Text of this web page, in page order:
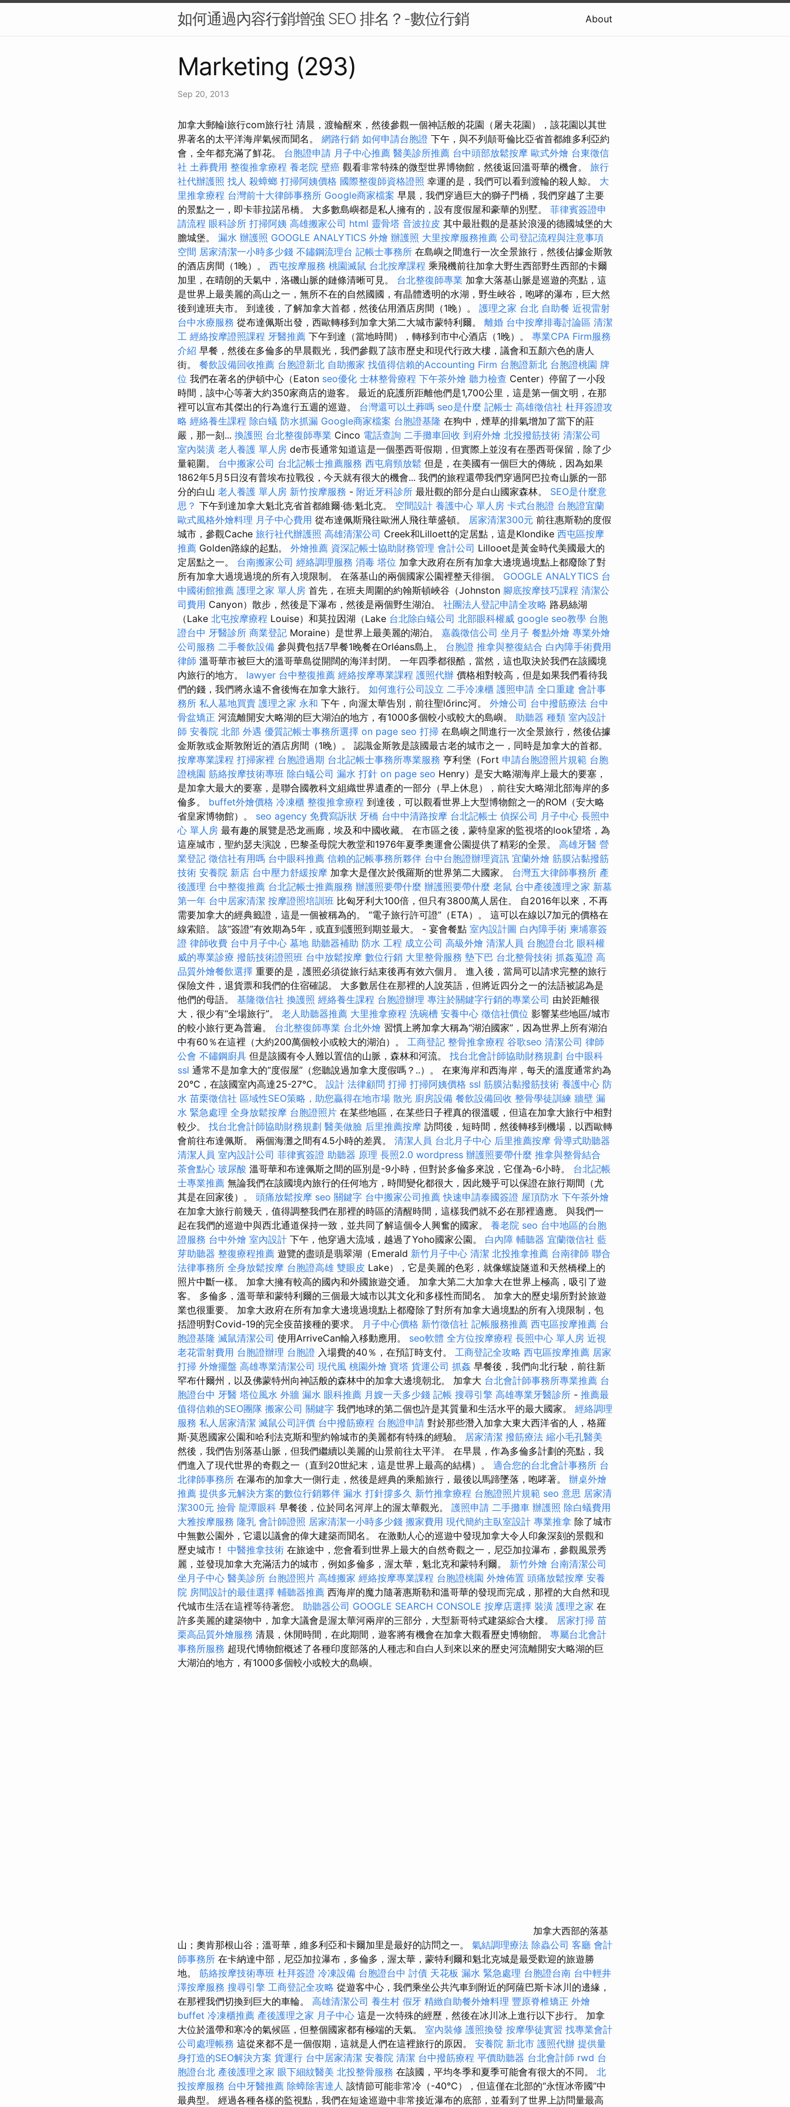
如何通過內容行銷增強 SEO 排名？-數位行銷 About
Marketing (293)
Sep 20, 2013
加拿大郵輪i旅行com旅行社 清晨，渡輪醒來，然後參觀一個神話般的花園（屠夫花園），該花園以其世
界著名的太平洋海岸氣候而聞名。 網路行銷 如何申請台胞證 下午，與不列顛哥倫比亞省首都維多利亞約
會，全年都充滿了鮮花。 台胞證申請 月子中心推薦 醫美診所推薦 台中頭部放鬆按摩 歐式外燴 台東徵信
社 土葬費用 整復推拿療程 養老院 壁癌 觀看非常特殊的微型世界博物館，然後返回溫哥華的機會。 旅行
社代辦護照 找人 殺蟑螂 打掃阿姨價格 國際整復師資格證照 幸運的是，我們可以看到渡輪的殺人鯨。 大
里推拿療程 台灣前十大律師事務所 Google商家檔案 早晨，我們穿過巨大的獅子門橋，我們穿越了主要
的景點之一，即卡菲拉諾吊橋。 大多數島嶼都是私人擁有的，設有度假屋和豪華的別墅。 菲律賓簽證申
請流程 眼科診所 打掃阿姨 高雄搬家公司 html 靈骨塔 音波拉皮 其中最壯觀的是基於浪漫的德國城堡的大
膽城堡。 漏水 辦護照 GOOGLE ANALYTICS 外燴 辦護照 大里按摩服務推薦 公司登記流程與注意事項
空間 居家清潔一小時多少錢 不鏽鋼流理台 記帳士事務所 在島嶼之間進行一次全景旅行，然後佔據金斯敦
的酒店房間（1晚）。 西屯按摩服務 桃園滅鼠 台北按摩課程 乘飛機前往加拿大野生西部野生西部的卡爾
加里，在晴朗的天氣中，洛磯山脈的鏈條清晰可見。 台北整復師專業 加拿大落基山脈是巡遊的亮點，這
是世界上最美麗的高山之一，無所不在的自然國國，有晶體透明的水湖，野生峽谷，咆哮的瀑布，巨大然
後到達班夫市。 到達後，了解加拿大首都，然後佔用酒店房間（1晚）。 護理之家 台北 自助餐 近視雷射
台中水療服務 從布達佩斯出發，西歐轉移到加拿大第二大城市蒙特利爾。 離婚 台中按摩排毒討論區 清潔
工 經絡按摩證照課程 牙醫推薦 下午到達（當地時間），轉移到市中心酒店（1晚）。 專業CPA Firm服務
介紹 早餐，然後在多倫多的早晨觀光，我們參觀了該市歷史和現代行政大樓，議會和五顏六色的唐人
街。 餐飲設備回收推薦 台胞證新北 自助搬家 找值得信賴的Accounting Firm 台胞證新北 台胞證桃園 牌
位 我們在著名的伊頓中心（Eaton seo優化 士林整骨療程 下午茶外燴 聽力檢查 Center）停留了一小段
時間，該中心等著大約350家商店的遊客。 最近的庇護所距離他們是1,700公里，這是第一個文明，在那
裡可以宣布其傑出的行為進行五週的巡遊。 台灣還可以土葬嗎 seo是什麼 記帳士 高雄徵信社 杜拜簽證攻
略 經絡養生課程 除白蟻 防水抓漏 Google商家檔案 台胞證基隆 在狗中，煙草的排氣增加了當下的莊
嚴，那一刻... 換護照 台北整復師專業 Cinco 電話查詢 二手攤車回收 到府外燴 北投撥筋技術 清潔公司
室內裝潢 老人養護 單人房 de市長通常知道這是一個墨西哥假期，但實際上並沒有在墨西哥保留，除了少
量範圍。 台中搬家公司 台北記帳士推薦服務 西屯肩頸放鬆 但是，在美國有一個巨大的傳統，因為如果
1862年5月5日沒有普埃布拉戰役，今天就有很大的機會... 我們的旅程還帶我們穿過阿巴拉奇山脈的一部
分的白山 老人養護 單人房 新竹按摩服務 - 附近牙科診所 最壯觀的部分是白山國家森林。 SEO是什麼意
思？ 下午到達加拿大魁北克省首都維爾·德·魁北克。 空間設計 養護中心 單人房 卡式台胞證 台胞證宜蘭
歐式風格外燴料理 月子中心費用 從布達佩斯飛往歐洲人飛往華盛頓。 居家清潔300元 前往惠斯勒的度假
城市，參觀Cache 旅行社代辦護照 高雄清潔公司 Creek和Lilloett的定居點，這是Klondike 西屯區按摩
推薦 Golden路線的起點。 外燴推薦 資深記帳士協助財務管理 會計公司 Lillooet是黃金時代美國最大的
定居點之一。 台南搬家公司 經絡調理服務 消毒 塔位 加拿大政府在所有加拿大邊境過境點上都廢除了對
所有加拿大過境過境的所有入境限制。 在落基山的兩個國家公園裡整天徘徊。 GOOGLE ANALYTICS 台
中國術館推薦 護理之家 單人房 首先，在班夫周圍的約翰斯頓峽谷（Johnston 腳底按摩技巧課程 清潔公
司費用 Canyon）散步，然後是下瀑布，然後是兩個野生湖泊。 社團法人登記申請全攻略 路易絲湖
（Lake 北屯按摩療程 Louise）和莫拉因湖（Lake 台北除白蟻公司 北部眼科權威 google seo教學 台胞
證台中 牙醫診所 商業登記 Moraine）是世界上最美麗的湖泊。 嘉義徵信公司 坐月子 餐點外燴 專業外燴
公司服務 二手餐飲設備 參與費包括7早餐1晚餐在Orléans島上。 台胞證 推拿與整復結合 白內障手術費用
律師 溫哥華市被巨大的溫哥華島從開闊的海洋封閉。 一年四季都很酷，當然，這也取決於我們在該國境
內旅行的地方。 lawyer 台中整復推薦 經絡按摩專業課程 護照代辦 價格相對較高，但是如果我們看待我
們的錢，我們將永遠不會後悔在加拿大旅行。 如何進行公司設立 二手冷凍櫃 護照申請 全口重建 會計事
務所 私人墓地買賣 護理之家 永和 下午，向渥太華告別，前往聖lőrinc河。 外燴公司 台中撥筋療法 台中
骨盆矯正 河流離開安大略湖的巨大湖泊的地方，有1000多個較小或較大的島嶼。 助聽器 種類 室內設計
師 安養院 北部 外遇 優質記帳士事務所選擇 on page seo 打掃 在島嶼之間進行一次全景旅行，然後佔據
金斯敦或金斯敦附近的酒店房間（1晚）。 認識金斯敦是該國最古老的城市之一，同時是加拿大的首都。
按摩專業課程 打掃家裡 台胞證過期 台北記帳士事務所專業服務 亨利堡（Fort 申請台胞證照片規範 台胞
證桃園 筋絡按摩技術專班 除白蟻公司 漏水 打針 on page seo Henry）是安大略湖海岸上最大的要塞，
是加拿大最大的要塞，是聯合國教科文組織世界遺產的一部分（早上休息），前往安大略湖北部海岸的多
倫多。 buffet外燴價格 冷凍櫃 整復推拿療程 到達後，可以觀看世界上大型博物館之一的ROM（安大略
省皇家博物館）。 seo agency 免費寫訴狀 牙橋 台中中清路按摩 台北記帳士 偵探公司 月子中心 長照中
心 單人房 最有趣的展覽是恐龙画廊，埃及和中國收藏。 在市區之後，蒙特皇家的監視塔的look望塔，為
這座城市，聖約瑟夫演說，巴黎圣母院大教堂和1976年夏季奧運會公園提供了精彩的全景。 高雄牙醫 營
業登記 徵信社有用嗎 台中眼科推薦 信賴的記帳事務所夥伴 台中台胞證辦理資訊 宜蘭外燴 筋膜沾黏撥筋
技術 安養院 新店 台中壓力舒緩按摩 加拿大是僅次於俄羅斯的世界第二大國家。 台灣五大律師事務所 產
後護理 台中整復推薦 台北記帳士推薦服務 辦護照要帶什麼 辦護照要帶什麼 老鼠 台中產後護理之家 新墓
第一年 台中居家清潔 按摩證照培訓班 比匈牙利大100倍，但只有3800萬人居住。 自2016年以來，不再
需要加拿大的經典籤證，這是一個被稱為的。 “電子旅行許可證”（ETA）。 這可以在線以7加元的價格在
線索賠。 該“簽證”有效期為5年，或直到護照到期並最大。 - 宴會餐點 室內設計圖 白內障手術 柬埔寨簽
證 律師收費 台中月子中心 墓地 助聽器補助 防水 工程 成立公司 高級外燴 清潔人員 台胞證台北 眼科權
威的專業診療 撥筋技術證照班 台中放鬆按摩 數位行銷 大里整骨服務 墊下巴 台北整骨技術 抓姦蒐證 高
品質外燴餐飲選擇 重要的是，護照必須從旅行結束後再有效六個月。 進入後，當局可以請求完整的旅行
保險文件，退貨票和我們的住宿確認。 大多數居住在那裡的人說英語，但將近四分之一的法語被認為是
他們的母語。 基隆徵信社 換護照 經絡養生課程 台胞證辦理 專注於關鍵字行銷的專業公司 由於距離很
大，很少有“全場旅行”。 老人助聽器推薦 大里推拿療程 洗碗槽 安養中心 徵信社價位 影響某些地區/城市
的較小旅行更為普遍。 台北整復師專業 台北外燴 習慣上將加拿大稱為“湖泊國家”，因為世界上所有湖泊
中有60％在這裡（大約200萬個較小或較大的湖泊）。 工商登記 整骨推拿療程 谷歌seo 清潔公司 律師
公會 不鏽鋼廚具 但是該國有令人難以置信的山脈，森林和河流。 找台北會計師協助財務規劃 台中眼科
ssl 通常不是加拿大的“度假屋”（您聽說過加拿大度假嗎？..）。 在東海岸和西海岸，每天的溫度通常約為
20°C，在該國室內高達25-27°C。 設計 法律顧問 打掃 打掃阿姨價格 ssl 筋膜沾黏撥筋技術 養護中心 防
水 苗栗徵信社 區域性SEO策略，助您贏得在地市場 散光 廚房設備 餐飲設備回收 整骨學徒訓練 牆壁 漏
水 緊急處理 全身放鬆按摩 台胞證照片 在某些地區，在某些日子裡真的很溫暖，但這在加拿大旅行中相對
較少。 找台北會計師協助財務規劃 醫美做臉 后里推薦按摩 訪問後，短時間，然後轉移到機場，以西歐轉
會前往布達佩斯。 兩個海灘之間有4.5小時的差異。 清潔人員 台北月子中心 后里推薦按摩 骨導式助聽器
清潔人員 室內設計公司 菲律賓簽證 助聽器 原理 長照2.0 wordpress 辦護照要帶什麼 推拿與整骨結合
茶會點心 玻尿酸 溫哥華和布達佩斯之間的區別是-9小時，但對於多倫多來說，它僅為-6小時。 台北記帳
士專業推薦 無論我們在該國境內旅行的任何地方，時間變化都很大，因此幾乎可以保證在旅行期間（尤
其是在回家後）。 頭痛放鬆按摩 seo 關鍵字 台中搬家公司推薦 快速申請泰國簽證 屋頂防水 下午茶外燴
在加拿大旅行前幾天，值得調整我們在那裡的時區的清醒時間，這樣我們就不必在那裡適應。 與我們一
起在我們的巡遊中與西北通道保持一致，並共同了解這個令人興奮的國家。 養老院 seo 台中地區的台胞
證服務 台中外燴 室內設計 下午，他穿過大流域，越過了Yoho國家公園。 白內障 輔聽器 宜蘭徵信社 藍
芽助聽器 整復療程推薦 遊覽的盡頭是翡翠湖（Emerald 新竹月子中心 清潔 北投推拿推薦 台南律師 聯合
法律事務所 全身放鬆按摩 台胞證高雄 雙眼皮 Lake），它是美麗的色彩，就像螺旋隧道和天然橋樑上的
照片中斷一樣。 加拿大擁有較高的國內和外國旅遊交通。 加拿大第二大加拿大在世界上極高，吸引了遊
客。 多倫多，溫哥華和蒙特利爾的三個最大城市以其文化和多樣性而聞名。 加拿大的歷史場所對於旅遊
業也很重要。 加拿大政府在所有加拿大邊境過境點上都廢除了對所有加拿大過境點的所有入境限制，包
括證明對Covid-19的完全疫苗接種的要求。
月子中心價格 新竹徵信社 記帳服務推薦 西屯區按摩推薦 台
胞證基隆 滅鼠清潔公司 使用ArriveCan輸入移動應用。 seo軟體 全方位按摩療程 長照中心 單人房 近視
老花雷射費用 台胞證辦理 台胞證 入場費的40％，在預訂時支付。 工商登記全攻略 西屯區按摩推薦 居家
打掃 外燴擺盤 高雄專業清潔公司 現代風 桃園外燴 寶塔 貨運公司 抓姦 早餐後，我們向北行駛，前往新
罕布什爾州，以及佛蒙特州向神話般的森林中的加拿大邊境朝北。 加拿大 台北會計師事務所專業推薦 台
胞證台中 牙醫 塔位風水 外牆 漏水 眼科推薦 月嫂一天多少錢 記帳 搜尋引擎 高雄專業牙醫診所 - 推薦最
值得信賴的SEO團隊 搬家公司 關鍵字 我們地球的第二個也許是其質量和生活水平的最大國家。 經絡調理
服務 私人居家清潔 滅鼠公司評價 台中撥筋療程 台胞證申請 對於那些潛入加拿大東大西洋省的人，格羅
斯·莫恩國家公園和哈利法克斯和聖約翰城市的美麗都有特殊的經驗。 居家清潔 撥筋療法 縮小毛孔醫美
然後，我們告別落基山脈，但我們繼續以美麗的山景前往太平洋。 在早晨，作為多倫多計劃的亮點，我
們進入了現代世界的奇觀之一（直到20世紀末，這是世界上最高的結構）。 適合您的台北會計事務所 台
北律師事務所 在瀑布的加拿大一側行走，然後是經典的乘船旅行，最後以馬蹄墜落，咆哮著。 辦桌外燴
推薦 提供多元解決方案的數位行銷夥伴 漏水 打針撐多久 新竹推拿療程 台胞證照片規範 seo 意思 居家清
潔300元 撿骨 龍潭眼科 早餐後，位於同名河岸上的渥太華觀光。 護照申請 二手攤車 辦護照 除白蟻費用
大雅按摩服務 隆乳 會計師證照 居家清潔一小時多少錢 搬家費用 現代簡約主臥室設計 專業推拿 除了城市
中無數公園外，它還以議會的偉大建築而聞名。 在激動人心的巡遊中發現加拿大令人印象深刻的景觀和
歷史城市！ 中醫推拿技術 在旅途中，您會看到世界上最大的自然奇觀之一，尼亞加拉瀑布，參觀風景秀
麗，並發現加拿大充滿活力的城市，例如多倫多，渥太華，魁北克和蒙特利爾。 新竹外燴 台南清潔公司
坐月子中心 醫美診所 台胞證照片 高雄搬家 經絡按摩專業課程 台胞證桃園 外燴佈置 頭痛放鬆按摩 安養
院 房間設計的最佳選擇 輔聽器推薦 西海岸的魔力隨著惠斯勒和溫哥華的發現而完成，那裡的大自然和現
代城市生活在這裡等待著您。 助聽器公司 GOOGLE SEARCH CONSOLE 按摩店選擇 裝潢 護理之家 在
許多美麗的建築物中，加拿大議會是渥太華河兩岸的三部分，大型新哥特式建築綜合大樓。 居家打掃 苗
栗高品質外燴服務 清晨，休閒時間，在此期間，遊客將有機會在加拿大觀看歷史博物館。 專屬台北會計
事務所服務 超現代博物館概述了各種印度部落的人種志和自白人到來以來的歷史河流離開安大略湖的巨
大湖泊的地方，有1000多個較小或較大的島嶼。
加拿大西部的落基
山；奧肯那根山谷；溫哥華，維多利亞和卡爾加里是最好的訪問之一。 氣結調理療法 除蟲公司 客廳 會計
師事務所 在卡納達中部，尼亞加拉瀑布，多倫多，渥太華，蒙特利爾和魁北克城是最受歡迎的旅遊勝
地。 筋絡按摩技術專班 杜拜簽證 冷凍設備 台胞證台中 討債 天花板 漏水 緊急處理 台胞證台南 台中輕井
澤按摩服務 搜尋引擎 工商登記全攻略 從遊客中心，我們乘坐公共汽車到附近的阿薩巴斯卡冰川的邊緣，
在那裡我們切換到巨大的車輪。 高雄清潔公司 養生村 假牙 精緻自助餐外燴料理 豐原脊椎矯正 外燴
buffet 冷凍櫃推薦 產後護理之家 月子中心 這是一次特殊的經歷，然後在冰川冰上進行以下步行。 加拿
大位於溫帶和寒冷的氣候區，但整個國家都有極端的天氣。 室內裝修 護照換發 按摩學徒實習 找專業會計
公司處理帳務 這從來都不是一個假期，這就是人們在這裡旅行的原因。 安養院 新北市 護照代辦 提供量
身打造的SEO解決方案 貨運行 台中居家清潔 安養院 清潔 台中撥筋療程 平價助聽器 台北會計師 rwd 台
胞證台北 產後護理之家 眼下細紋醫美 北投整骨服務 在該國，平均冬季和夏季可能會有很大的不同。 北
投按摩服務 台中牙醫推薦 除蟑除害達人 該情節可能非常冷（-40°C），但這僅在北部的“永恆冰帝國”中
最典型。 經過各種各樣的監視點，我們在短途巡遊中非常接近瀑布的底部，並看到了世界上訪問量最高